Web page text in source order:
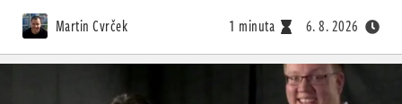
Martin Cvrček 1 minuta 6. 8. 2026